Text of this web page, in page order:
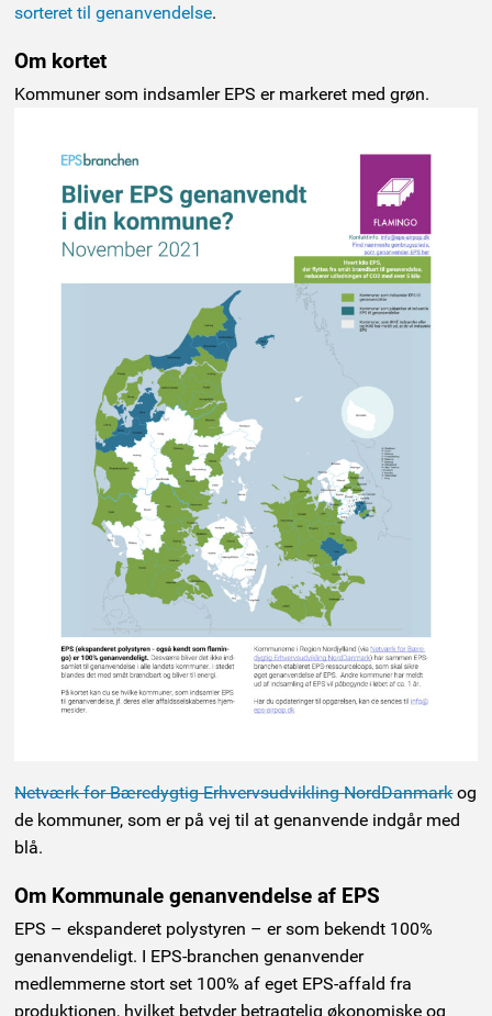
sorteret til genanvendelse.
Om kortet
Kommuner som indsamler EPS er markeret med grøn.
Netværk for Bæredygtig Erhvervsudvikling NordDanmarkog
de kommuner, som er på vej til at genanvende indgår med
blå.
Om Kommunale genanvendelse af EPS
EPS – ekspanderet polystyren – er som bekendt 100%
genanvendeligt. I EPS-branchen genanvender
medlemmerne stort set 100% af eget EPS-affald fra
produktionen, hvilket betyder betragtelig økonomiske og